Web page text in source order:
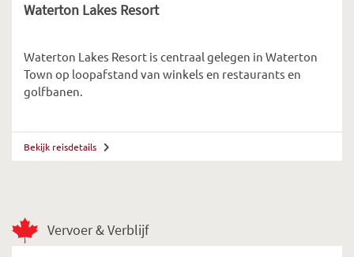
Vervoer & Verblijf
Waterton Lakes Resort
Waterton Lakes Resort is centraal gelegen in Waterton
Town op loopafstand van winkels en restaurants en
golfbanen.
Bekijk reisdetails